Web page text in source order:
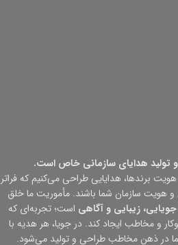
تولید هدایای سازمانی خاص است.
برندها، هدایایی طراحی می‌کنیم که فراتر
هویت سازمان شما باشند. مأموریت ما خلق
جویایی، زیبایی و آگاهی است؛ تجربه‌ای که
و مخاطب ایجاد کند. در جویا، هر هدیه با
در ذهن مخاطب طراحی و تولید می‌شود.